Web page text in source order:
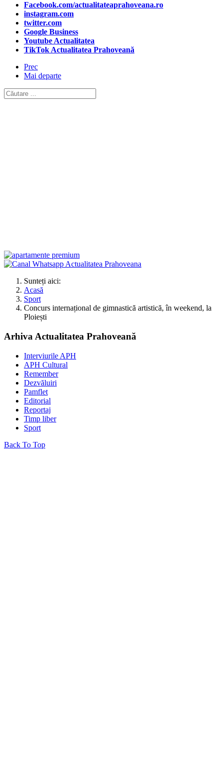
Facebook.com/actualitateaprahoveana.ro
instagram.com
twitter.com
Google Business
Youtube Actualitatea
TikTok Actualitatea Prahoveană
Prec
Mai departe
Sunteți aici:
Acasă
Sport
Concurs internațional de gimnastică artistică, în weekend, la
Ploiești
Arhiva Actualitatea Prahoveană
Interviurile APH
APH Cultural
Remember
Dezvăluiri
Pamflet
Editorial
Reportaj
Timp liber
Sport
Back To Top